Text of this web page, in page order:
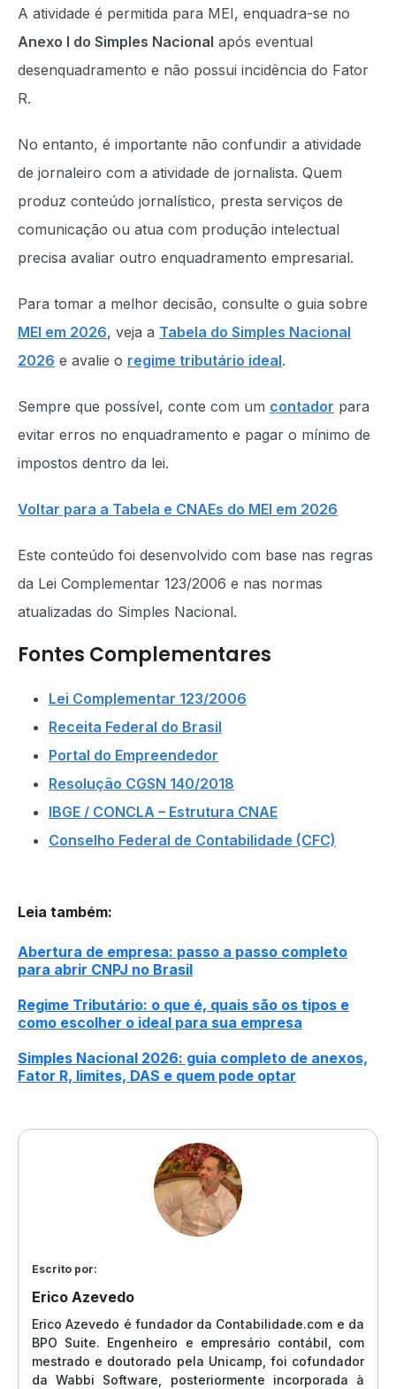
A atividade é permitida para MEI, enquadra-se no
Anexo I do Simples Nacional após eventual
desenquadramento e não possui incidência do Fator
R.
No entanto, é importante não confundir a atividade
de jornaleiro com a atividade de jornalista. Quem
produz conteúdo jornalístico, presta serviços de
comunicação ou atua com produção intelectual
precisa avaliar outro enquadramento empresarial.
Para tomar a melhor decisão, consulte o guia sobre
MEI em 2026, veja a Tabela do Simples Nacional
2026 e avalie o regime tributário ideal.
Sempre que possível, conte com um contador para
evitar erros no enquadramento e pagar o mínimo de
impostos dentro da lei.
Voltar para a Tabela e CNAEs do MEI em 2026
Este conteúdo foi desenvolvido com base nas regras
da Lei Complementar 123/2006 e nas normas
atualizadas do Simples Nacional.
Fontes Complementares
Lei Complementar 123/2006
Receita Federal do Brasil
Portal do Empreendedor
Resolução CGSN 140/2018
IBGE / CONCLA – Estrutura CNAE
Conselho Federal de Contabilidade (CFC)
Leia também:
Abertura de empresa: passo a passo completo
para abrir CNPJ no Brasil
Regime Tributário: o que é, quais são os tipos e
como escolher o ideal para sua empresa
Simples Nacional 2026: guia completo de anexos,
Fator R, limites, DAS e quem pode optar
Escrito por:
Erico Azevedo
Erico Azevedo é fundador da Contabilidade.com e da
BPO Suite. Engenheiro e empresário contábil, com
mestrado e doutorado pela Unicamp, foi cofundador
da Wabbi Software, posteriormente incorporada à